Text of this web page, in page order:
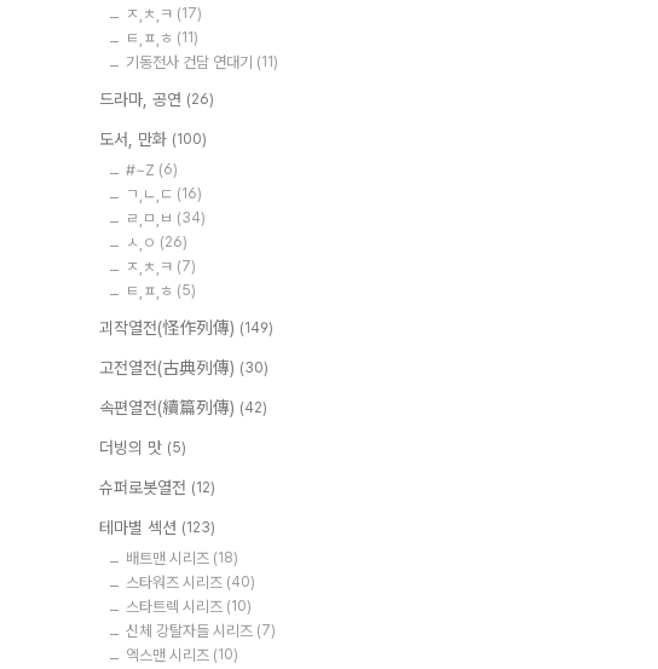
ㅈ,ㅊ,ㅋ (17)
ㅌ,ㅍ,ㅎ (11)
기동전사 건담 연대기 (11)
드라마, 공연 (26)
도서, 만화 (100)
#~Z (6)
ㄱ,ㄴ,ㄷ (16)
ㄹ,ㅁ,ㅂ (34)
ㅅ,ㅇ (26)
ㅈ,ㅊ,ㅋ (7)
ㅌ,ㅍ,ㅎ (5)
괴작열전(怪作列傳) (149)
고전열전(古典列傳) (30)
속편열전(續篇列傳) (42)
더빙의 맛 (5)
슈퍼로봇열전 (12)
테마별 섹션 (123)
배트맨 시리즈 (18)
스타워즈 시리즈 (40)
스타트렉 시리즈 (10)
신체 강탈자들 시리즈 (7)
엑스맨 시리즈 (10)